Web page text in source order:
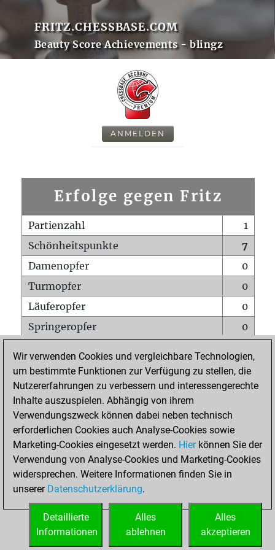
FRITZ.CHESSBASE.COM
Beauty Score Achievements - blingz
ANMELDEN
Erfolge gegen Fritz
Partienzahl
1
Schönheitspunkte
7
Damenopfer
0
Turmopfer
0
Läuferopfer
0
Springeropfer
0
Matt auf vollem Brett
0
Bauer setzt Matt
0
Erstickte Matts
Unterverwandlungen
Türme auf der siebten
0
STARTSEITE
Wir verwenden Cookies und vergleichbare Technologien,
um bestimmte Funktionen zur Verfügung zu stellen, die
Nutzererfahrungen zu verbessern und interessengerechte
Inhalte auszuspielen. Abhängig von ihrem
Verwendungszweck können dabei neben technisch
erforderlichen Cookies auch Analyse-Cookies sowie
Marketing-Cookies eingesetzt werden. Hierkönnen Sie der
Verwendung von Analyse-Cookies und Marketing-Cookies
widersprechen. Weitere Informationen finden Sie in
unserer Datenschutzerklärung.
Alles
akzeptieren
Alles
ablehnen
Detaillierte
Informationen